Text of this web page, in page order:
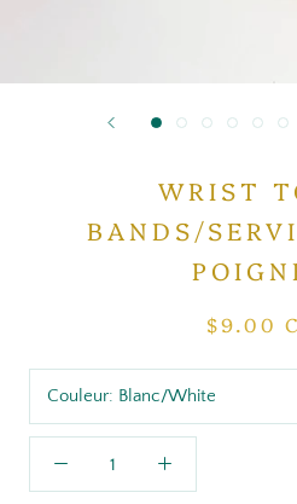
WRIST
BANDS/
$9.00
Couleur: Blanc/White